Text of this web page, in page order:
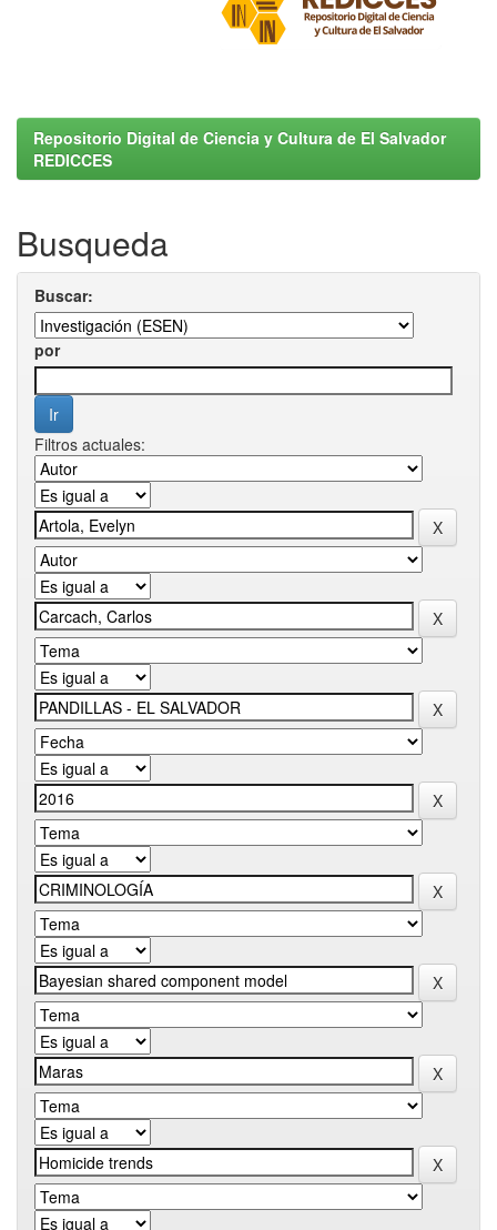
Repositorio Digital de Ciencia y Cultura de El Salvador
REDICCES
Busqueda
Buscar:
por
Filtros actuales: